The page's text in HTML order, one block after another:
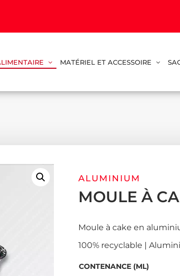
MATÉRIEL ET ACCESSOIRE
ALUMINIUM
MOULE À
Moule à cake en
100% recyclable |
CONTENANCE (ML)